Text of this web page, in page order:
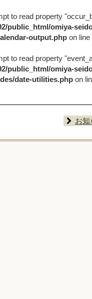
to read property
public_html/omiya-
output.php on line
to read property
public_html/omiya-
date-utilities.php on
お知